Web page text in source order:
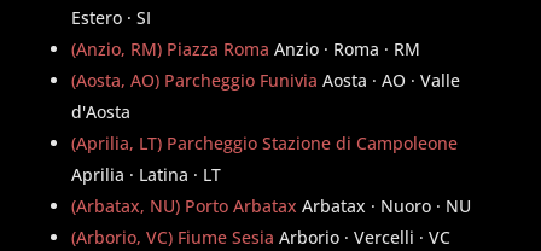
Estero · SI
(Anzio, RM) Piazza Roma Anzio · Roma · RM
(Aosta, AO) Parcheggio Funivia Aosta · AO · Valle
d'Aosta
(Aprilia, LT) Parcheggio Stazione di Campoleone
Aprilia · Latina · LT
(Arbatax, NU) Porto Arbatax Arbatax · Nuoro · NU
(Arborio, VC) Fiume Sesia Arborio · Vercelli · VC